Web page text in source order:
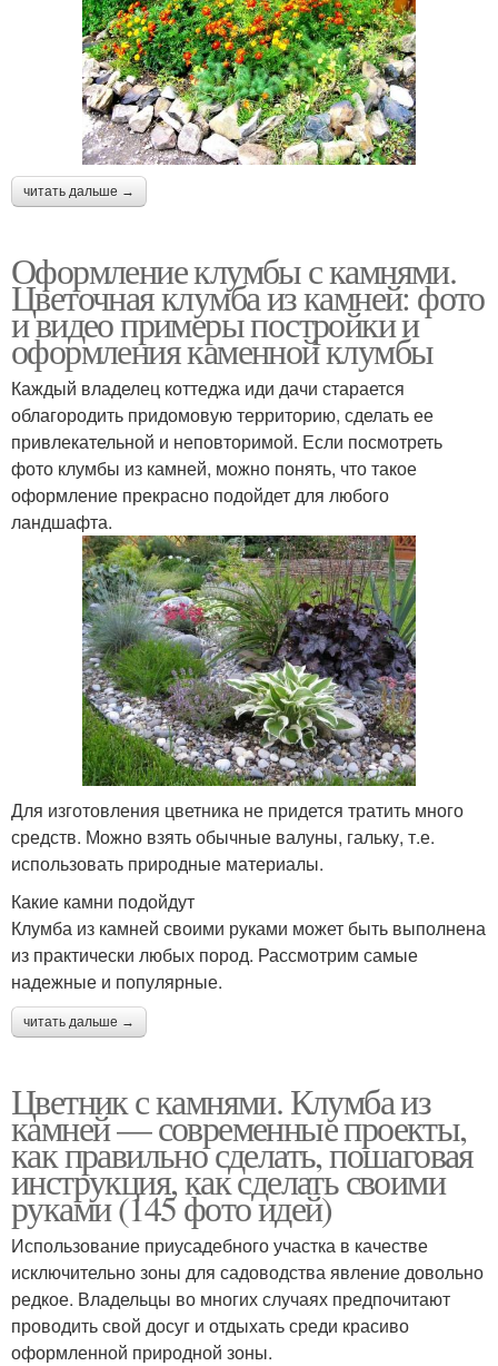
читать дальше →
Оформление клумбы с камнями.
Цветочная клумба из камней: фото
и видео примеры постройки и
оформления каменной клумбы
Каждый владелец коттеджа иди дачи старается
облагородить придомовую территорию, сделать ее
привлекательной и неповторимой. Если посмотреть
фото клумбы из камней, можно понять, что такое
оформление прекрасно подойдет для любого
ландшафта.
Для изготовления цветника не придется тратить много
средств. Можно взять обычные валуны, гальку, т.е.
использовать природные материалы.
Какие камни подойдут
Клумба из камней своими руками может быть выполнена
из практически любых пород. Рассмотрим самые
надежные и популярные.
читать дальше →
Цветник с камнями. Клумба из
камней — современные проекты,
как правильно сделать, пошаговая
инструкция, как сделать своими
руками (145 фото идей)
Использование приусадебного участка в качестве
исключительно зоны для садоводства явление довольно
редкое. Владельцы во многих случаях предпочитают
проводить свой досуг и отдыхать среди красиво
оформленной природной зоны.